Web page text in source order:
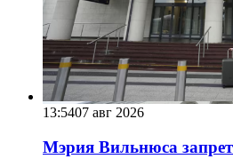
13:5407 авг 2026
Мэрия Вильнюса